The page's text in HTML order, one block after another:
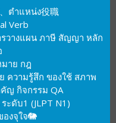
ตำแหน่ง役職
Verb
วางแผน ภาษี สัญญา หลัก
าย กฎ
ความรู้สึก ของใช้ สภาพ
ญ กิจกรรม QA
ดับ1 (JLPT N1)
องจุใจ🐘